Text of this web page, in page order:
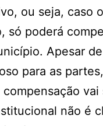
ou seja, caso
só poderá
Apesar
para as
vai
não é